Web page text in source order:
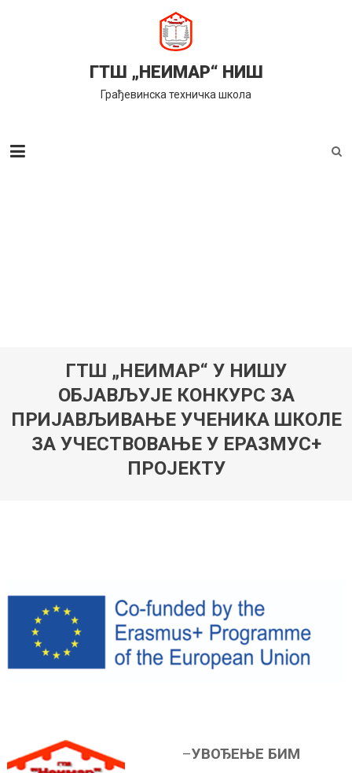
ГТШ „НЕИМАР“ НИШ
Грађевинска техничка школа
ГТШ „НЕИМАР“ У НИШУ
ОБЈАВЉУЈЕ КОНКУРС ЗА
ПРИЈАВЉИВАЊЕ УЧЕНИКА ШКОЛЕ
ЗА УЧЕСТВОВАЊЕ У ЕРАЗМУС+
ПРОЈЕКТУ
–УВОЂЕЊЕ БИМ